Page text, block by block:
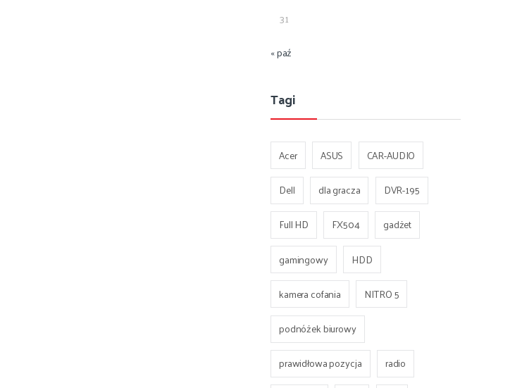
31
« paź
Tagi
Acer ASUS
CAR-AUDIO
Dell
dla gracza
DVR-195
Full HD
FX504
gadżet
gamingowy
HDD
kamera cofania
NITRO 5
podnóżek biurowy
prawidłowa pozycja
radio